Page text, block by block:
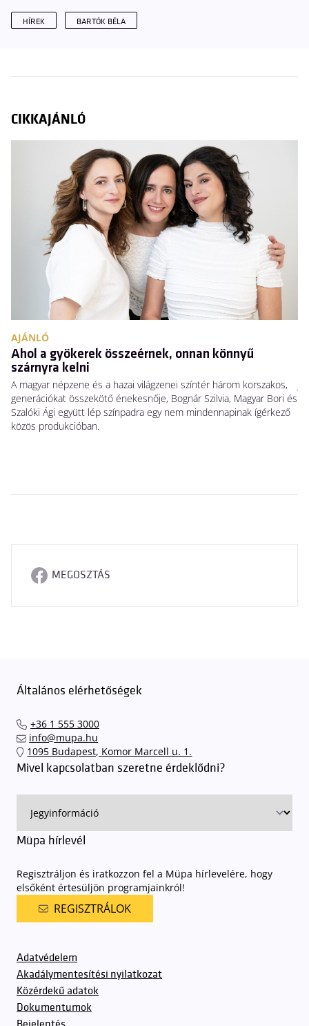
HÍREK BARTÓK BÉLA
CIKKAJÁNLÓ
AJÁNLÓ
Ahol a gyökerek összeérnek, onnan könnyű
szárnyra kelni
A magyar népzene és a hazai világzenei színtér három korszakos,
generációkat összekötő énekesnője, Bognár Szilvia, Magyar Bori és
Szalóki Ági együtt lép színpadra egy nem mindennapinak ígérkező
közös produkcióban.
MEGOSZTÁS
Általános elérhetőségek
+36 1 555 3000
info@mupa.hu
1095 Budapest, Komor Marcell u. 1.
Mivel kapcsolatban szeretne érdeklődni?
Müpa hírlevél
Regisztráljon és iratkozzon fel a Müpa hírlevelére, hogy
elsőként értesüljön programjainkról!
REGISZTRÁLOK
Adatvédelem
Akadálymentesítési nyilatkozat
Közérdekű adatok
Dokumentumok